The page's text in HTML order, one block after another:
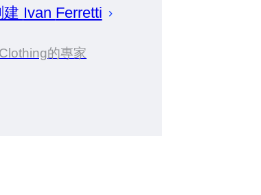
建 Ivan Ferretti
的專家